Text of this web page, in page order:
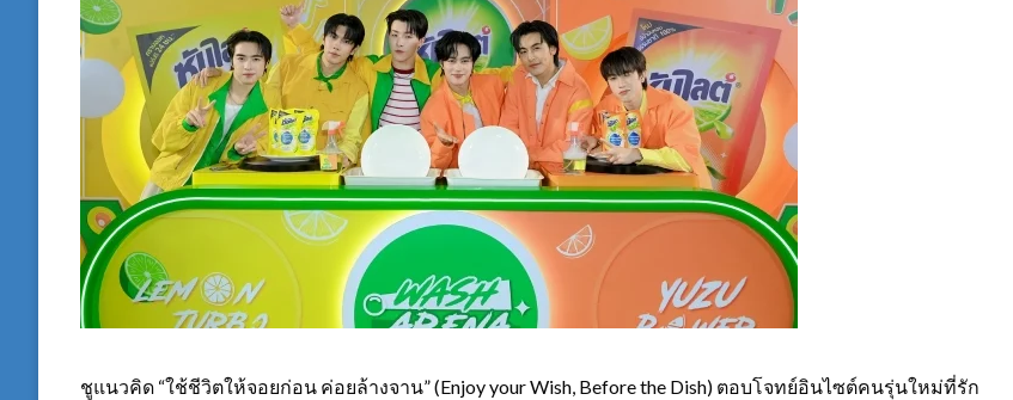
ชูแนวคิด “ใช้ชีวิตให้จอยก่อน ค่อยล้างจาน” (Enjoy your Wish, Before the Dish) ตอบโจทย์อินไซต์คนรุ่นใหม่ที่รัก